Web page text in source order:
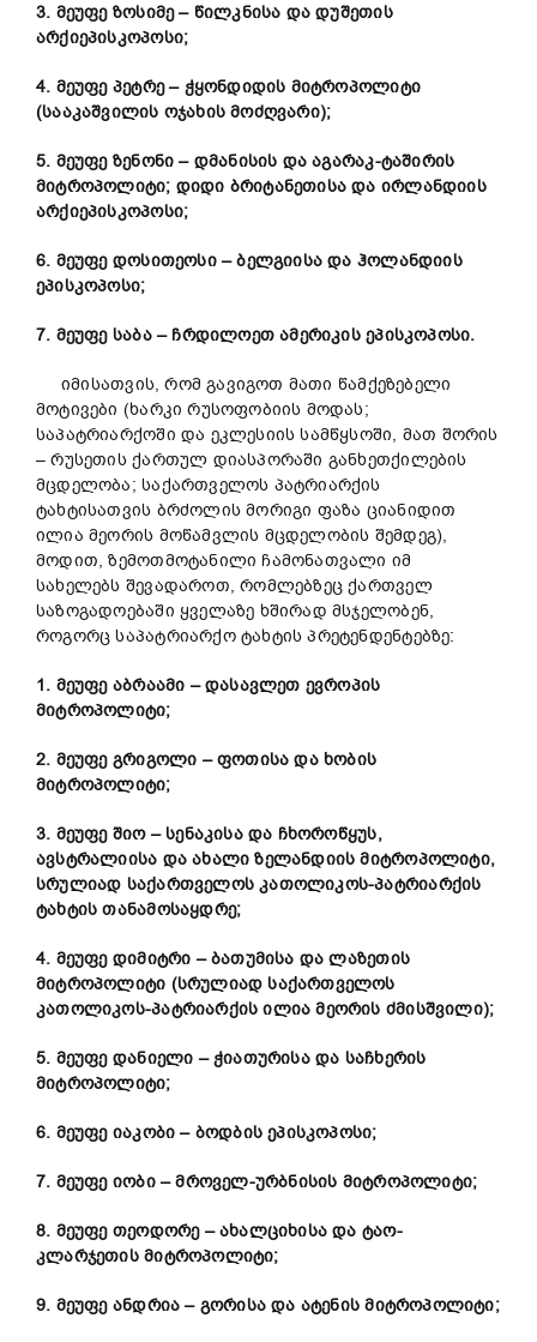
3. მეუფე ზოსიმე – წილკნისა და დუშეთის
არქიეპისკოპოსი;
4. მეუფე პეტრე – ჭყონდიდის მიტროპოლიტი
(სააკაშვილის ოჯახის მოძღვარი);
5. მეუფე ზენონი – დმანისის და აგარაკ-ტაშირის
მიტროპოლიტი; დიდი ბრიტანეთისა და ირლანდიის
არქიეპისკოპოსი;
6. მეუფე დოსითეოსი – ბელგიისა და ჰოლანდიის
ეპისკოპოსი;
7. მეუფე საბა – ჩრდილოეთ ამერიკის ეპისკოპოსი.
იმისათვის, რომ გავიგოთ მათი წამქეზებელი
მოტივები (ხარკი რუსოფობიის მოდას;
საპატრიარქოში და ეკლესიის სამწყსოში, მათ შორის
– რუსეთის ქართულ დიასპორაში განხეთქილების
მცდელობა; საქართველოს პატრიარქის
ტახტისათვის ბრძოლის მორიგი ფაზა ციანიდით
ილია მეორის მოწამვლის მცდელობის შემდეგ),
მოდით, ზემოთმოტანილი ჩამონათვალი იმ
სახელებს შევადაროთ, რომლებზეც ქართველ
საზოგადოებაში ყველაზე ხშირად მსჯელობენ,
როგორც საპატრიარქო ტახტის პრეტენდენტებზე:
1. მეუფე აბრაამი – დასავლეთ ევროპის
მიტროპოლიტი;
2. მეუფე გრიგოლი – ფოთისა და ხობის
მიტროპოლიტი;
3. მეუფე შიო – სენაკისა და ჩხოროწყუს,
ავსტრალიისა და ახალი ზელანდიის მიტროპოლიტი,
სრულიად საქართველოს კათოლიკოს-პატრიარქის
ტახტის თანამოსაყდრე;
4. მეუფე დიმიტრი – ბათუმისა და ლაზეთის
მიტროპოლიტი (სრულიად საქართველოს
კათოლიკოს-პატრიარქის ილია მეორის ძმისშვილი);
5. მეუფე დანიელი – ჭიათურისა და საჩხერის
მიტროპოლიტი;
6. მეუფე იაკობი – ბოდბის ეპისკოპოსი;
7. მეუფე იობი – მროველ-ურბნისის მიტროპოლიტი;
8. მეუფე თეოდორე – ახალციხისა და ტაო-
კლარჯეთის მიტროპოლიტი;
9. მეუფე ანდრია – გორისა და ატენის მიტროპოლიტი;